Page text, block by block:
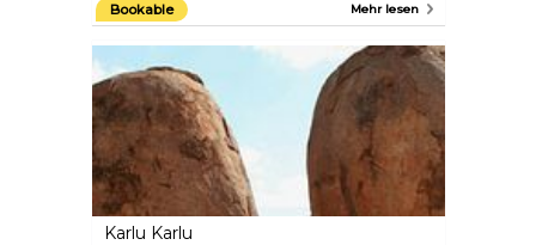
Vergleich zu ihrem "Geschwisterchen" Uluru – nur
Besuch wert. Einst ein einziger Felsbrocken,
bestehen die Olgas heute aus 36 kuppelförmigen
Formationen, die im Laufe von Millionen von
Jahren verwittert sind. Bewundern Sie die
beeindruckenden Felsen aus der Ferne, zum
Beispiel auf dem Valley of the Winds Wanderweg –
einem Rundweg mit fantastischen
Aussichtspunkten. Sie können direkt durch die
Furchen wandern, um atemberaubende Ausblicke
und weniger Menschenmassen zu erleben.
Bookable Mehr lesen
Karlu Karlu